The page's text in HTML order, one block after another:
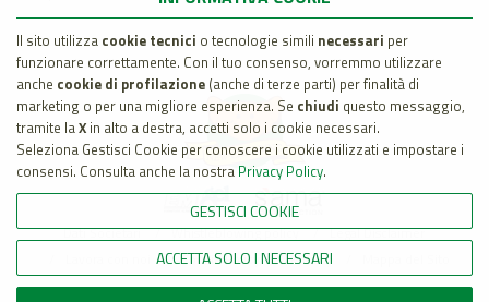
Dati Societari Whistleblowing policy
Legal Disclaimer
Cookie Policy Privacy
Il sito utilizza cookie tecnici o tecnologie simili necessari per
funzionare correttamente. Con il tuo consenso, vorremmo utilizzare
anche cookie di profilazione (anche di terze parti) per finalità di
marketing o per una migliore esperienza. Se chiudi questo messaggio,
tramite laX in alto a destra, accetti solo i cookie necessari.
Seleziona Gestisci Cookie per conoscere i cookie utilizzati e impostare i
consensi. Consulta anche la nostra Privacy Policy.
GESTISCI COOKIE
ACCETTA SOLO I NECESSARI